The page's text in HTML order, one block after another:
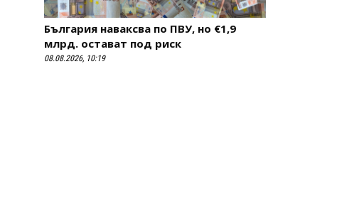
България наваксва по ПВУ, но €1,9
млрд. остават под риск
08.08.2026, 10:19